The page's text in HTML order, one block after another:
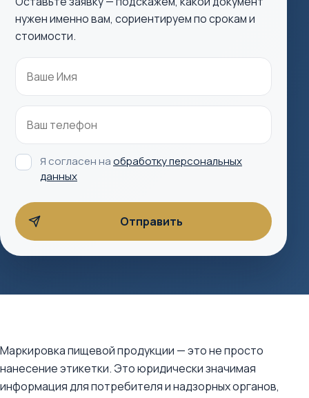
нужен именно вам, сориентируем по срокам и
стоимости.
Я согласен наобработку персональных
данных
Маркировка пищевой продукции — это не просто
нанесение этикетки. Это юридически значимая
информация для потребителя и надзорных органов,